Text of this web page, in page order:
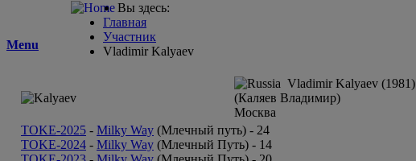
Menu
Вы здесь:
Главная
Участник
Vladimir Kalyaev
Vladimir Kalyaev (1981)
(Каляев Владимир)
Москва
TOKE-2025 - Milky Way (Млечный путь) - 24
TOKE-2024 - Milky Way (Млечный Путь) - 14